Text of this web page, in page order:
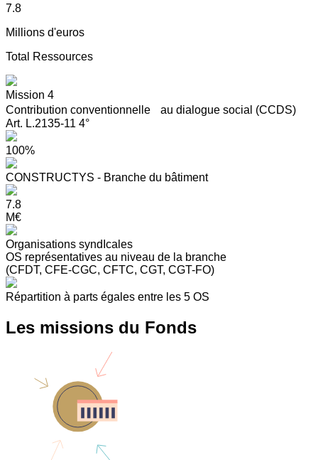
7.8
Millions d'euros
Total Ressources
Mission 4
Contribution conventionnelle au dialogue social (CCDS)
Art. L.2135-11 4°
100%
CONSTRUCTYS - Branche du bâtiment
7.8
M€
Organisations syndIcales
OS représentatives au niveau de la branche
(CFDT, CFE-CGC, CFTC, CGT, CGT-FO)
Répartition à parts égales entre les 5 OS
Les missions du Fonds